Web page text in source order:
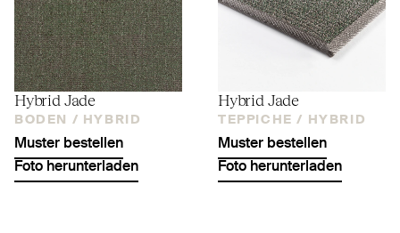
Hybrid Jade
BODEN / HYBRID
Muster bestellen
Foto herunterladen
Hybrid Jade
TEPPICHE / HYBRID
Muster bestellen
Foto herunterladen